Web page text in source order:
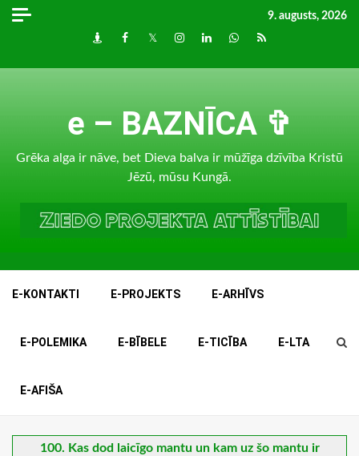
Skip
9. augusts, 2026
DraugiemFacebook
TwitterInstagram
LinkedInwhatsapp
RSS
e – BAZNĪCA ✞
Grēka alga ir nāve, bet Dieva balva ir mūžīga dzīvība Kristū
Jēzū, mūsu Kungā.
E-KONTAKTI E-PROJEKTS E-ARHĪVS
E-POLEMIKA E-BĪBELE E-TICĪBA E-LTA
E-AFIŠA
100. Kas dod laicīgo mantu un kam uz šo mantu ir